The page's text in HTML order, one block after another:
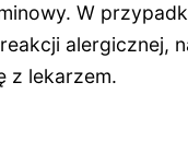
W
alergicznej,
z lekarzem.